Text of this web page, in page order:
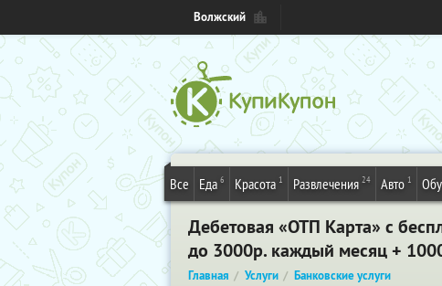
Волжский
Все Еда 6 Красота 1 Развлечения 24 Авто 1
Дебетовая «ОТП Карта» с
до 3000р. каждый месяц +
Главная Услуги Банковские услуги